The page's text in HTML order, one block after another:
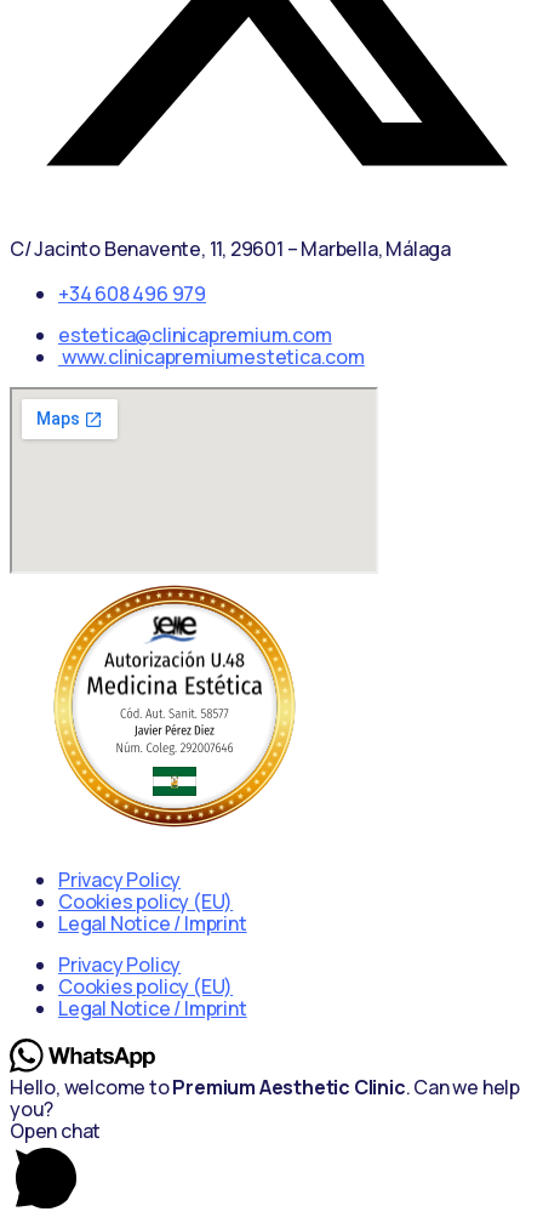
C/ Jacinto Benavente, 11, 29601 – Marbella, Málaga
+34 608 496 979
estetica@clinicapremium.com
www.clinicapremiumestetica.com
Privacy Policy
Cookies policy (EU)
Legal Notice / Imprint
Privacy Policy
Cookies policy (EU)
Legal Notice / Imprint
Hello, welcome toPremium Aesthetic Clinic. Can we help
you?
Open chat